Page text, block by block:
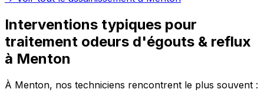
Interventions typiques pour
traitement odeurs d'égouts & reflux
à Menton
À Menton, nos techniciens rencontrent le plus souvent :